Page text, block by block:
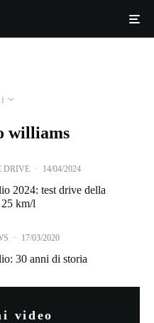
williams
DRIVE · 14/04/2024
2024: test drive della
km/l
· 17/03/2020
30 anni di storia
video